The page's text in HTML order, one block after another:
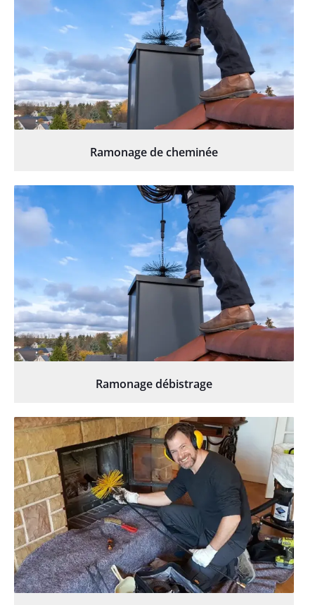
Ramonage de cheminée
Ramonage débistrage